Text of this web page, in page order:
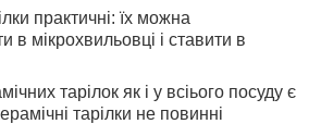
практичні: їх можна
в мікрохвильовці і ставити в
тарілок як і у всіього посуду є
тарілки не повинні